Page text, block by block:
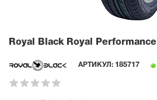
Royal Black Royal Performance
АРТИКУЛ: 185717